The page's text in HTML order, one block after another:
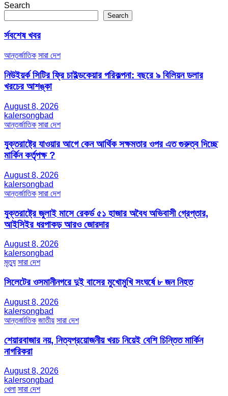
Search
Search
র্সবশেষ খবর
আন্তর্জাতিক সারা দেশ
নিউইয়র্ক সিটির ফ্রি চাইল্ডকেয়ার পরিকল্পনা: বছরে ৯ বিলিয়ন ডলার
খরচের আশঙ্কা
August 8, 2026
kalersongbad
আন্তর্জাতিক সারা দেশ
যুক্তরাষ্ট্রে যাওয়ার আগে কেন আর্থিক সক্ষমতার ওপর এত গুরুত্ব দিচ্ছে
মার্কিন কর্তৃপক্ষ ?
August 8, 2026
kalersongbad
আন্তর্জাতিক সারা দেশ
যুক্তরাষ্ট্রে জুলাই মাসে রেকর্ড ৫১ হাজার অবৈধ অভিবাসী গ্রেপ্তার,
আইসিইর ধরপাকড় আরও জোরদার
August 8, 2026
kalersongbad
মৃত্যু সারা দেশ
সিলেটের ওসমানীনগরে দুই বাসের মুখোমুখি সংঘর্ষে ৮ জন নিহত
August 8, 2026
kalersongbad
আন্তর্জাতিক জাতীয় সারা দেশ
শেয়ারবাজার নয়, নিত্যপ্রয়োজনীয় খরচ নিয়েই বেশি চিন্তিত মার্কিন
নাগরিকরা
August 8, 2026
kalersongbad
খেলা সারা দেশ